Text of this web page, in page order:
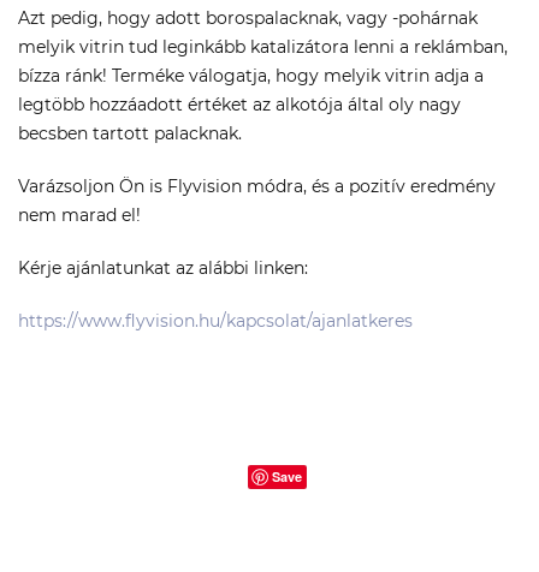
Azt pedig, hogy adott borospalacknak, vagy -pohárnak
melyik vitrin tud leginkább katalizátora lenni a reklámban,
bízza ránk! Terméke válogatja, hogy melyik vitrin adja a
legtöbb hozzáadott értéket az alkotója által oly nagy
becsben tartott palacknak.
Varázsoljon Ön is Flyvision módra, és a pozitív eredmény
nem marad el!
Kérje ajánlatunkat az alábbi linken:
https://www.flyvision.hu/kapcsolat/ajanlatkeres
Save